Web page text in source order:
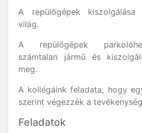
A repülőgépek kiszolgálása
világ.
A repülőgépek
számtalan jármű és
meg.
A kollégáink feladata, hogy
szerint végezzék a
Feladatok